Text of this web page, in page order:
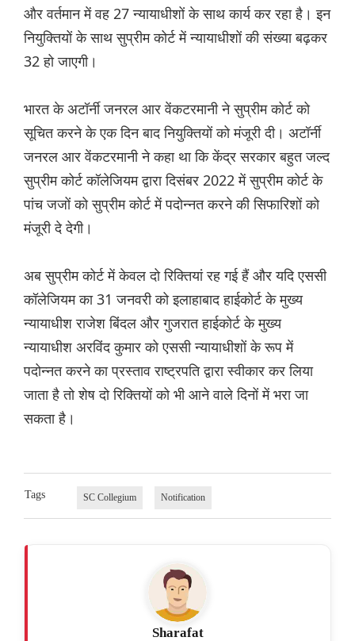
और वर्तमान में वह 27 न्यायाधीशों के साथ कार्य कर रहा है। इन
नियुक्तियों के साथ सुप्रीम कोर्ट में न्यायाधीशों की संख्या बढ़कर
32 हो जाएगी।
भारत के अटॉर्नी जनरल आर वेंकटरमानी ने सुप्रीम कोर्ट को
सूचित करने के एक दिन बाद नियुक्तियों को मंजूरी दी। अटॉर्नी
जनरल आर वेंकटरमानी ने कहा था कि केंद्र सरकार बहुत जल्द
सुप्रीम कोर्ट कॉलेजियम द्वारा दिसंबर 2022 में सुप्रीम कोर्ट के
पांच जजों को सुप्रीम कोर्ट में पदोन्नत करने की सिफारिशों को
मंजूरी दे देगी।
अब सुप्रीम कोर्ट में केवल दो रिक्तियां रह गई हैं और यदि एससी
कॉलेजियम का 31 जनवरी को इलाहाबाद हाईकोर्ट के मुख्य
न्यायाधीश राजेश बिंदल और गुजरात हाईकोर्ट के मुख्य
न्यायाधीश अरविंद कुमार को एससी न्यायाधीशों के रूप में
पदोन्नत करने का प्रस्ताव राष्ट्रपति द्वारा स्वीकार कर लिया
जाता है तो शेष दो रिक्तियों को भी आने वाले दिनों में भरा जा
सकता है।
Tags SC Collegium Notification
Sharafat